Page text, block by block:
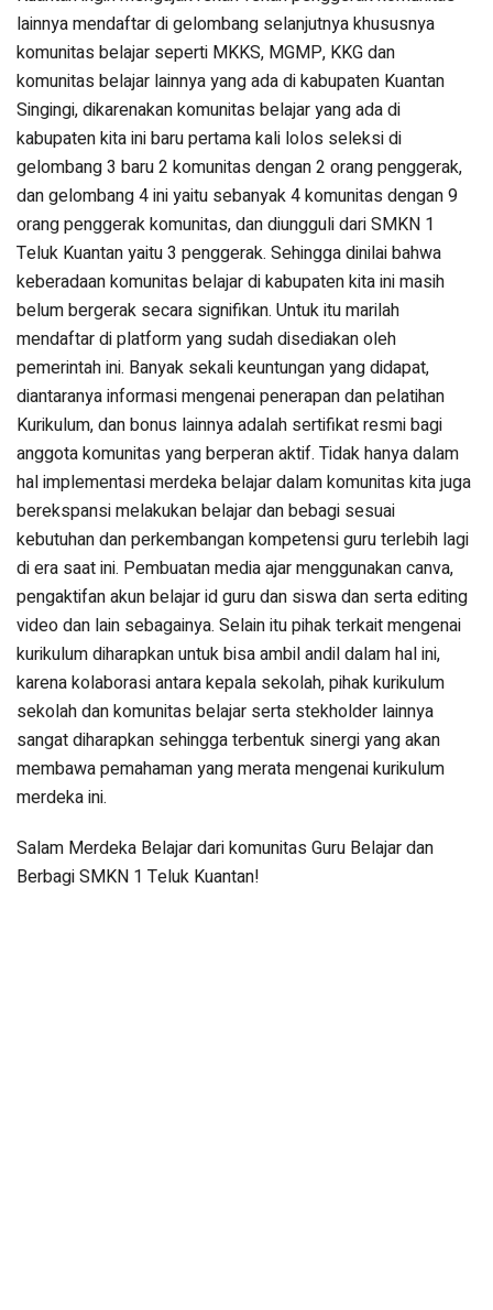
lainnya mendaftar di gelombang selanjutnya khususnya
komunitas belajar seperti MKKS, MGMP, KKG dan
komunitas belajar lainnya yang ada di kabupaten Kuantan
Singingi, dikarenakan komunitas belajar yang ada di
kabupaten kita ini baru pertama kali lolos seleksi di
gelombang 3 baru 2 komunitas dengan 2 orang penggerak,
dan gelombang 4 ini yaitu sebanyak 4 komunitas dengan 9
orang penggerak komunitas, dan diungguli dari SMKN 1
Teluk Kuantan yaitu 3 penggerak. Sehingga dinilai bahwa
keberadaan komunitas belajar di kabupaten kita ini masih
belum bergerak secara signifikan. Untuk itu marilah
mendaftar di platform yang sudah disediakan oleh
pemerintah ini. Banyak sekali keuntungan yang didapat,
diantaranya informasi mengenai penerapan dan pelatihan
Kurikulum, dan bonus lainnya adalah sertifikat resmi bagi
anggota komunitas yang berperan aktif. Tidak hanya dalam
hal implementasi merdeka belajar dalam komunitas kita juga
berekspansi melakukan belajar dan bebagi sesuai
kebutuhan dan perkembangan kompetensi guru terlebih lagi
di era saat ini. Pembuatan media ajar menggunakan canva,
pengaktifan akun belajar id guru dan siswa dan serta editing
video dan lain sebagainya. Selain itu pihak terkait mengenai
kurikulum diharapkan untuk bisa ambil andil dalam hal ini,
karena kolaborasi antara kepala sekolah, pihak kurikulum
sekolah dan komunitas belajar serta stekholder lainnya
sangat diharapkan sehingga terbentuk sinergi yang akan
membawa pemahaman yang merata mengenai kurikulum
merdeka ini.
Salam Merdeka Belajar dari komunitas Guru Belajar dan
Berbagi SMKN 1 Teluk Kuantan!